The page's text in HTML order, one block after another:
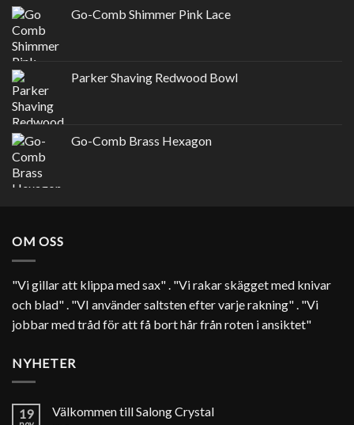
Go-Comb Shimmer Pink Lace
Parker Shaving Redwood Bowl
Go-Comb Brass Hexagon
OM OSS
"Vi gillar att klippa med sax" . "Vi rakar skägget med knivar
och blad" . "VI använder saltsten efter varje rakning" . "Vi
jobbar med tråd för att få bort hår från roten i ansiktet"
NYHETER
19 Välkommen till Salong Crystal